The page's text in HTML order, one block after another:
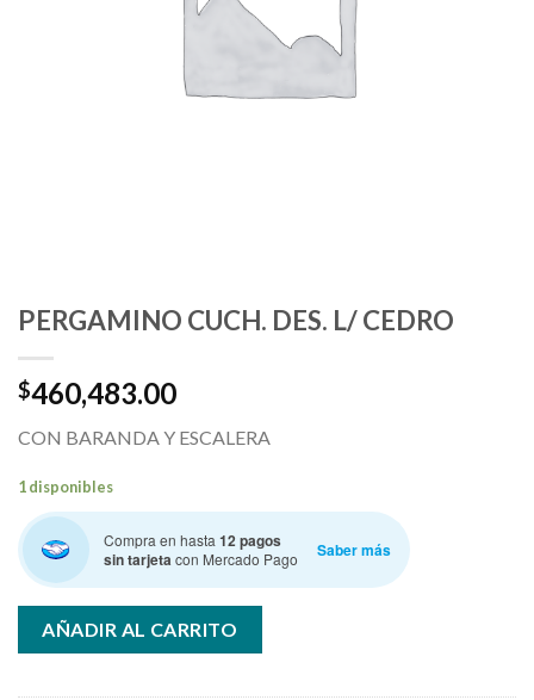
PERGAMINO CUCH. DES. L/ CEDRO
$460,483.00
CON BARANDA Y ESCALERA
1 disponibles
Compra en hasta 12 pagos
sin tarjetacon Mercado Pago Saber más
AÑADIR AL CARRITO